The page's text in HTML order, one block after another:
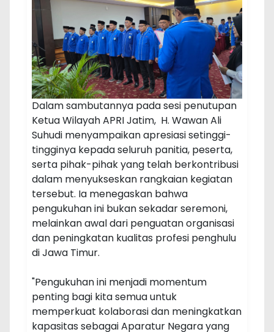
Dalam sambutannya pada sesi penutupan
Ketua Wilayah APRI Jatim, H. Wawan Ali
Suhudi menyampaikan apresiasi setinggi-
tingginya kepada seluruh panitia, peserta,
serta pihak-pihak yang telah berkontribusi
dalam menyukseskan rangkaian kegiatan
tersebut. Ia menegaskan bahwa
pengukuhan ini bukan sekadar seremoni,
melainkan awal dari penguatan organisasi
dan peningkatan kualitas profesi penghulu
di Jawa Timur.
"Pengukuhan ini menjadi momentum
penting bagi kita semua untuk
memperkuat kolaborasi dan meningkatkan
kapasitas sebagai Aparatur Negara yang